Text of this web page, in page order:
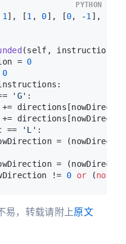
1 ], [1 , 0], [0, -1 ], [-
(self, instructions:
=
0
0
'G' :
== 'L' :
=
=
!= 0 or (not
PYTHON
易，转载请附上原文